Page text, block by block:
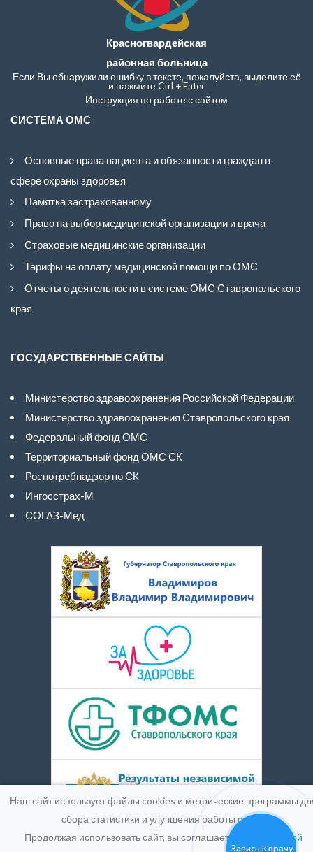
Красногвардейская
районная больница
Если Вы обнаружили ошибку в тексте, пожалуйста, выделите её
и нажмите Ctrl + Enter
Инструкция по работе с сайтом
СИСТЕМА ОМС
Основные права пациента и обязанности граждан в
сфере охраны здоровья
Памятка застрахованному
Право на выбор медицинской организации и врача
Страховые медицинские организации
Тарифы на оплату медицинской помощи по ОМС
Отчеты о деятельности в системе ОМС Ставропольского
края
ГОСУДАРСТВЕННЫЕ САЙТЫ
Министерство здравоохранения Российской Федерации
Министерство здравоохранения Ставропольского края
Федеральный фонд ОМС
Территориальный фонд ОМС СК
Роспотребнадзор по СК
Ингосстрах-М
СОГАЗ-Мед
Наш сайт использует файлы cookies и метрические программы
сбора статистики и улучшения работы сайта.
Продолжая использовать сайт, вы соглашаетесь с
Политикой
Запись к врачу